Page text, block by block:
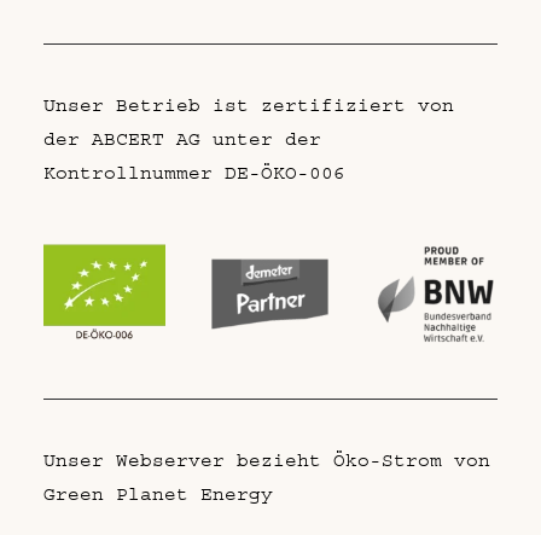
Unser Betrieb ist zertifiziert von
der ABCERT AG unter der
Kontrollnummer DE-ÖKO-006
Unser Webserver bezieht Öko-Strom von
Green Planet Energy